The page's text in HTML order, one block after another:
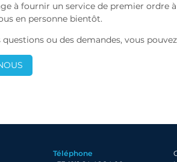
à fournir un service de premier ordre
en personne bientôt.
questions ou des demandes, vous
Téléphone